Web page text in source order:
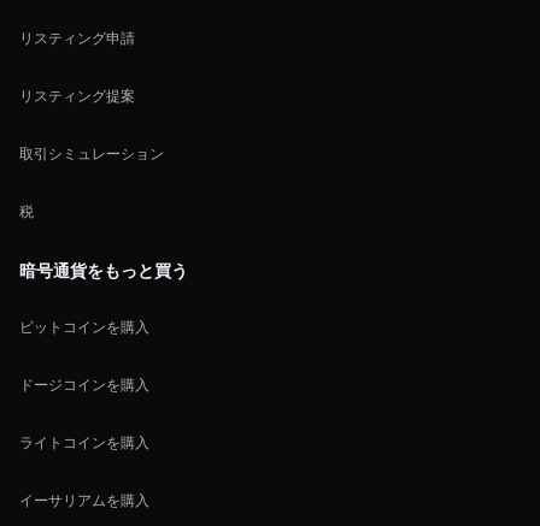
リスティング申請
リスティング提案
取引シミュレーション
税
暗号通貨をもっと買う
ビットコインを購入
ドージコインを購入
ライトコインを購入
イーサリアムを購入